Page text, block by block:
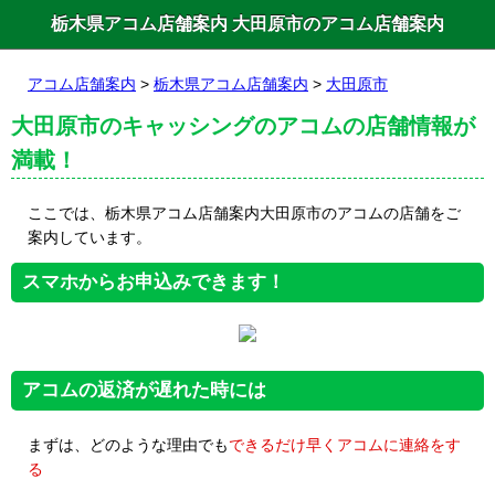
栃木県アコム店舗案内 大田原市のアコム店舗案内
アコム店舗案内 > 栃木県アコム店舗案内 > 大田原市
大田原市のキャッシングのアコムの店舗情報が
満載！
ここでは、栃木県アコム店舗案内大田原市のアコムの店舗をご
案内しています。
スマホからお申込みできます！
アコムの返済が遅れた時には
まずは、どのような理由でもできるだけ早くアコムに連絡をす
る